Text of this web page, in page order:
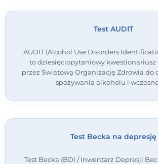
Test AUDIT
AUDIT (Alcohol Use Disorders
to dziesięciopytaniowy kwestionariusz
przez Światową Organizację Zdrowia do
spożywania alkoholu i
Test Becka na depresję
Test Becka (BDI / Inwentarz Depresji